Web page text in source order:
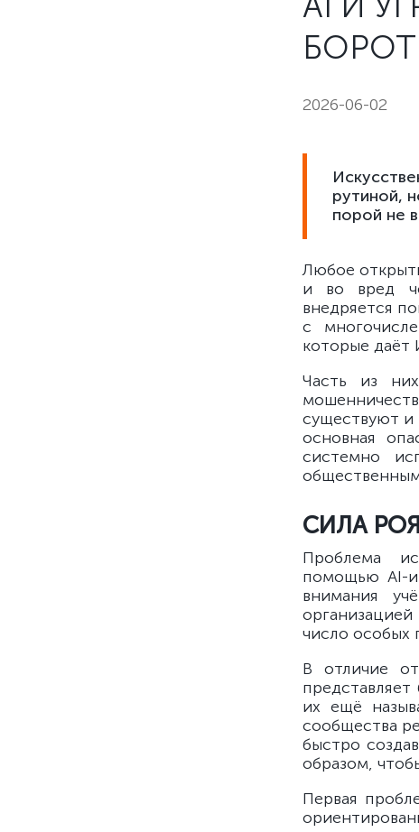
2026-06-02
рутиной,
порой не
Любое
и во вред
внедряется
с
которые даёт
Часть из
существуют и
основная
системно
СИЛА РОЯ
Проблема
помощью AI-
внимания
число особых
В отличие
их ещё
сообщества
быстро
образом,
Первая